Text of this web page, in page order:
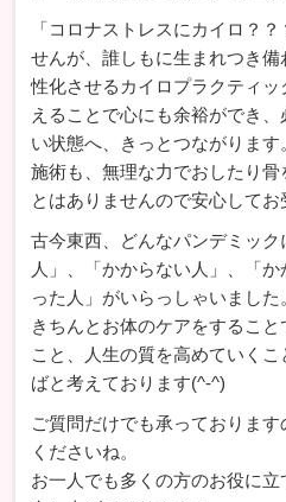
「コロナストレスにカイロ？
せんが、誰しもに生まれつき
性化させるカイロプラクティ
えることで心にも余裕ができ
い状態へ、きっとつながります
施術も、無理な力でおしたり骨
とはありませんので安心してお
古今東西、どんなパンデミッ
人」、「かからない人」、「
った人」がいらっしゃいました
きちんとお体のケアをするこ
こと、人生の質を高めていく
ばと考えております(^-^)
ご質問だけでも承っております
くださいね。
お一人でも多くの方のお役に